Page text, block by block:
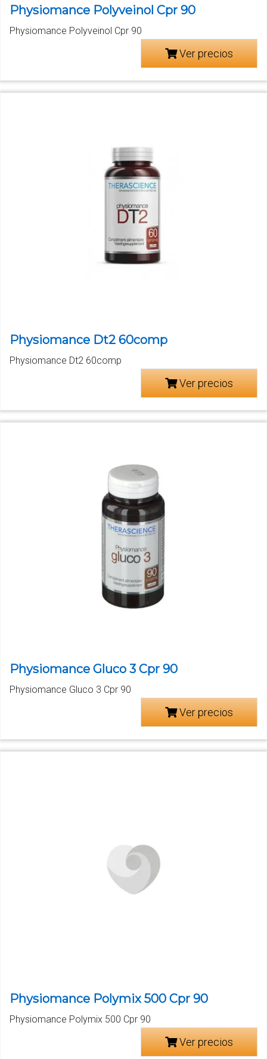
Physiomance Polyveinol Cpr 90
Physiomance Polyveinol Cpr 90
Ver precios
Physiomance Dt2 60comp
Physiomance Dt2 60comp
Ver precios
Physiomance Gluco 3 Cpr 90
Physiomance Gluco 3 Cpr 90
Ver precios
Physiomance Polymix 500 Cpr 90
Physiomance Polymix 500 Cpr 90
Ver precios